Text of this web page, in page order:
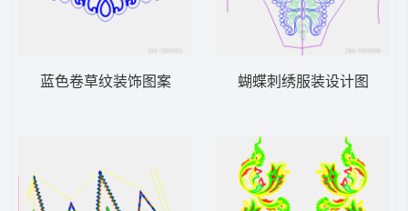
蓝色卷草纹装饰图案 蝴蝶刺绣服装设计图